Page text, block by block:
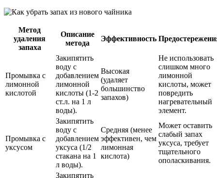
Метод
удаления
запаха
Описание
метода
Эффективность
Промывка с
лимонной
кислотой
Закипятить
воду с
добавлением
лимонной
кислоты (1-2
ст.л. на 1 л
воды).
Высокая
(удаляет
большинство
запахов)
Не использовать
слишком много
лимонной
кислоты, может
повредить
нагревательный
элемент.
Промывка с
уксусом
Закипятить
воду с
добавлением
уксуса (1/2
стакана на 1
л воды).
Средняя (менее
эффективен, чем
лимонная
кислота)
Может оставить
слабый запах
уксуса, требует
тщательного
ополаскивания.
Закипятить